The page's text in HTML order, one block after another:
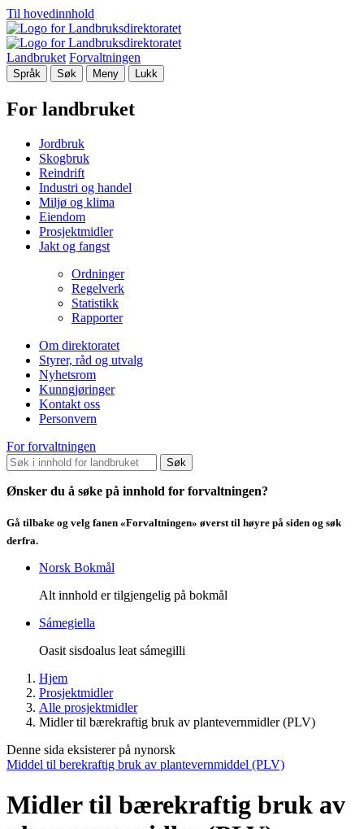
Til hovedinnhold
Landbruket Forvaltningen
Språk Søk Meny Lukk
For landbruket
Jordbruk
Skogbruk
Reindrift
Industri og handel
Miljø og klima
Eiendom
Prosjektmidler
Jakt og fangst
Ordninger
Regelverk
Statistikk
Rapporter
Om direktoratet
Styrer, råd og utvalg
Nyhetsrom
Kunngjøringer
Kontakt oss
Personvern
For forvaltningen
Søk
Ønsker du å søke på innhold for forvaltningen?
Gå tilbake og velg fanen «Forvaltningen» øverst til høyre på siden og søk
derfra.
Norsk Bokmål
Alt innhold er tilgjengelig på bokmål
Sámegiella
Oasit sisdoalus leat sámegilli
Hjem
Prosjektmidler
Alle prosjektmidler
Midler til bærekraftig bruk av plantevernmidler (PLV)
Denne sida eksisterer på nynorsk
Middel til berekraftig bruk av plantevernmiddel (PLV)
Midler til bærekraftig bruk av